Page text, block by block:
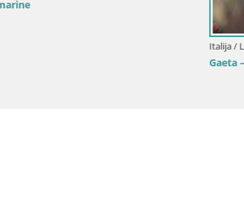
Gaeta – Fontana San